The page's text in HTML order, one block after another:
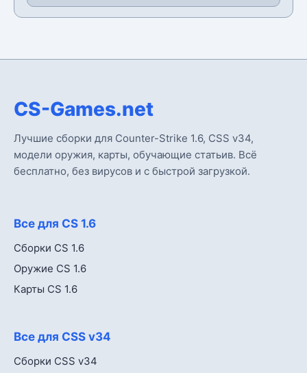
CS-Games.net
Лучшие сборки для Counter-Strike 1.6, CSS v34,
модели оружия, карты, обучающие статьив. Всё
бесплатно, без вирусов и с быстрой загрузкой.
Все для CS 1.6
Сборки CS 1.6
Оружие CS 1.6
Карты CS 1.6
Все для CSS v34
Сборки CSS v34